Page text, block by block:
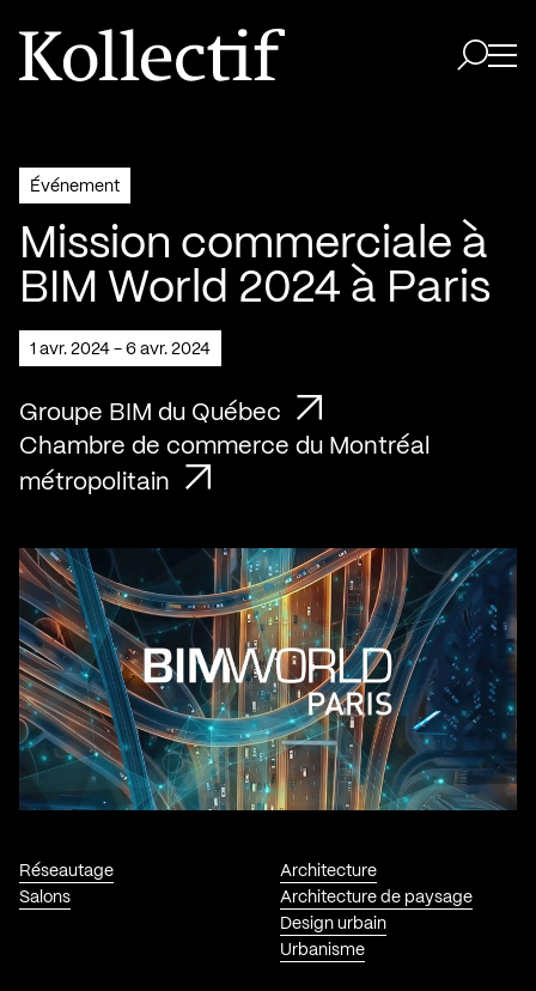
Aller à la page d'accueil
Logo Kollectif
Événement
Mission commerciale à
BIM World 2024 à Paris
1 avr. 2024 - 6 avr. 2024
Groupe BIM du Québec
Chambre de commerce du Montréal
métropolitain
Réseautage
Salons
Architecture
Architecture de paysage
Design urbain
Urbanisme